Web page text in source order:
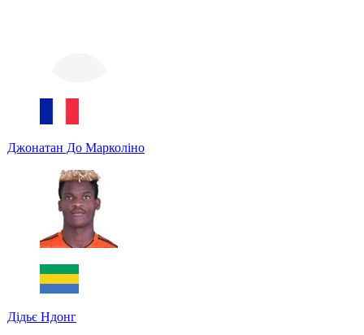
Джонатан До Марколіно
Дідьє Ндонг